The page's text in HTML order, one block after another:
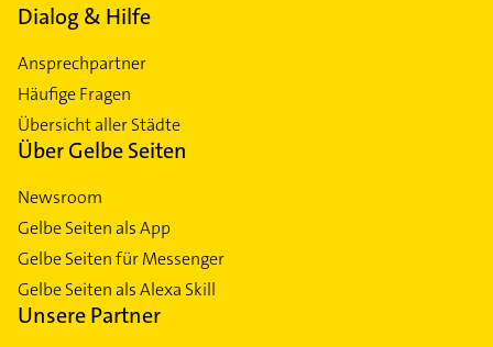
Dialog & Hilfe
Ansprechpartner
Häufige Fragen
Übersicht aller Städte
Über Gelbe Seiten
Newsroom
Gelbe Seiten als App
Gelbe Seiten für Messenger
Gelbe Seiten als Alexa Skill
Unsere Partner